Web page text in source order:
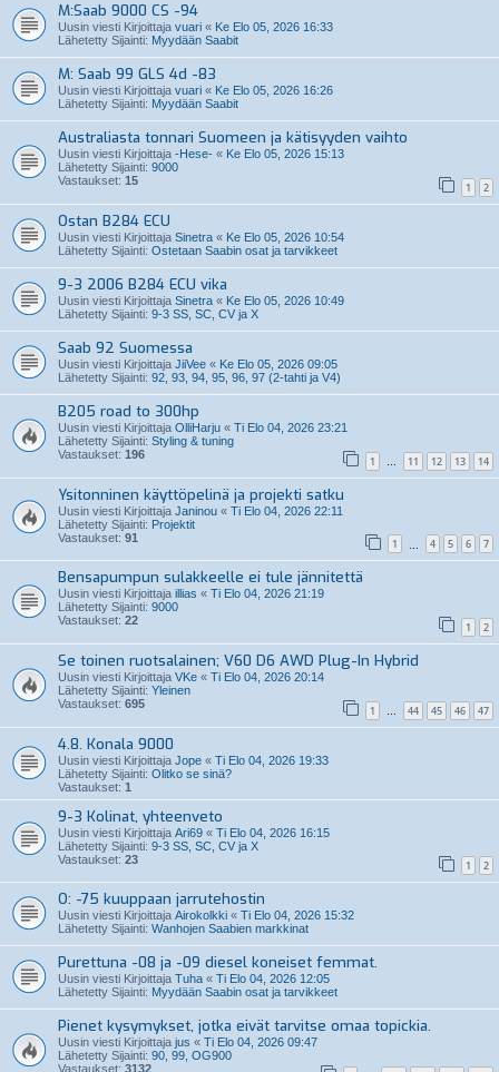
M:Saab 9000 CS -94
Uusin viesti Kirjoittaja vuari « Ke Elo 05, 2026 16:33
Lähetetty Sijainti: Myydään Saabit
M: Saab 99 GLS 4d -83
Uusin viesti Kirjoittaja vuari « Ke Elo 05, 2026 16:26
Lähetetty Sijainti: Myydään Saabit
Australiasta tonnari Suomeen ja kätisyyden vaihto
Uusin viesti Kirjoittaja -Hese- « Ke Elo 05, 2026 15:13
Lähetetty Sijainti: 9000
Vastaukset: 15 1 2
Ostan B284 ECU
Uusin viesti Kirjoittaja Sinetra « Ke Elo 05, 2026 10:54
Lähetetty Sijainti: Ostetaan Saabin osat ja tarvikkeet
9-3 2006 B284 ECU vika
Uusin viesti Kirjoittaja Sinetra « Ke Elo 05, 2026 10:49
Lähetetty Sijainti: 9-3 SS, SC, CV ja X
Saab 92 Suomessa
Uusin viesti Kirjoittaja JiiVee « Ke Elo 05, 2026 09:05
Lähetetty Sijainti: 92, 93, 94, 95, 96, 97 (2-tahti ja V4)
B205 road to 300hp
Uusin viesti Kirjoittaja OlliHarju « Ti Elo 04, 2026 23:21
Lähetetty Sijainti: Styling & tuning
Vastaukset: 196 1 … 11 12 13 14
Ysitonninen käyttöpelinä ja projekti satku
Uusin viesti Kirjoittaja Janinou « Ti Elo 04, 2026 22:11
Lähetetty Sijainti: Projektit
Vastaukset: 91 1 4 5 6 7
Bensapumpun sulakkeelle ei tule jännitettä
Uusin viesti Kirjoittaja illias « Ti Elo 04, 2026 21:19
Lähetetty Sijainti: 9000
Vastaukset: 22 1 2
Se toinen ruotsalainen; V60 D6 AWD Plug-In Hybrid
Uusin viesti Kirjoittaja VKe « Ti Elo 04, 2026 20:14
Lähetetty Sijainti: Yleinen
Vastaukset: 695 1 … 44 45 46 47
4.8. Konala 9000
Uusin viesti Kirjoittaja Jope « Ti Elo 04, 2026 19:33
Lähetetty Sijainti: Olitko se sinä?
Vastaukset: 1
9-3 Kolinat, yhteenveto
Uusin viesti Kirjoittaja Ari69 « Ti Elo 04, 2026 16:15
Lähetetty Sijainti: 9-3 SS, SC, CV ja X
Vastaukset: 23 1 2
O: -75 kuuppaan jarrutehostin
Uusin viesti Kirjoittaja Airokolkki « Ti Elo 04, 2026 15:32
Lähetetty Sijainti: Wanhojen Saabien markkinat
Purettuna -08 ja -09 diesel koneiset femmat.
Uusin viesti Kirjoittaja Tuha « Ti Elo 04, 2026 12:05
Lähetetty Sijainti: Myydään Saabin osat ja tarvikkeet
Pienet kysymykset, jotka eivät tarvitse omaa topickia.
Uusin viesti Kirjoittaja jus « Ti Elo 04, 2026 09:47
Lähetetty Sijainti: 90, 99, OG900
Vastaukset: 3132